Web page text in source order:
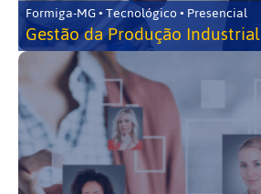
Formiga-MG • Tecnológico • Presencial
Gestão da Produção Industrial